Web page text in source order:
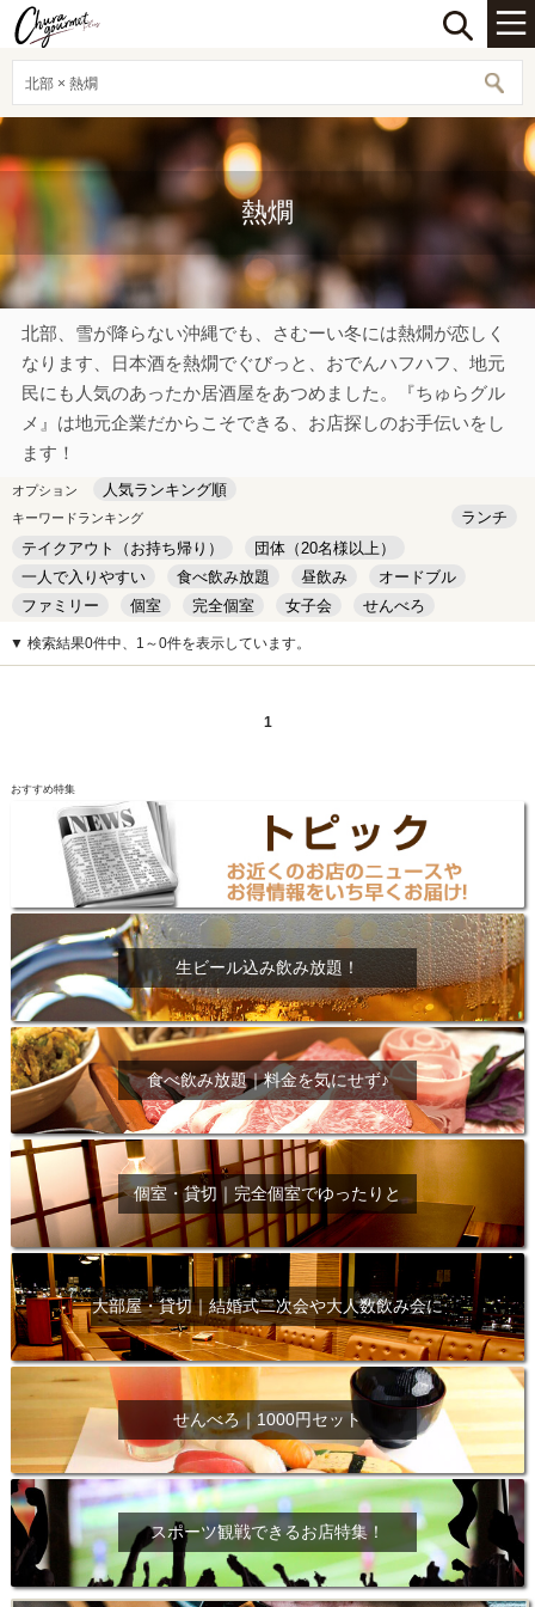
北部 × 熱燗
熱燗
北部、雪が降らない沖縄でも、さむーい冬には熱燗が恋しく
なります、日本酒を熱燗でぐびっと、おでんハフハフ、地元
民にも人気のあったか居酒屋をあつめました。『ちゅらグル
メ』は地元企業だからこそできる、お店探しのお手伝いをし
ます！
オプション 人気ランキング順
キーワードランキング
ランチ
テイクアウト（お持ち帰り）
団体（20名様以上）
一人で入りやすい
食べ飲み放題 昼飲み
オードブル
ファミリー
個室 完全個室 女子会
せんべろ
キッズルーム
安い デート
▼ 検索結果0件中、1～0件を表示しています。
1
おすすめ特集
生ビール込み飲み放題！
食べ飲み放題｜料金を気にせず♪
個室・貸切｜完全個室でゆったりと
大部屋・貸切｜結婚式二次会や大人数飲み会に
せんべろ｜1000円セット
スポーツ観戦できるお店特集！